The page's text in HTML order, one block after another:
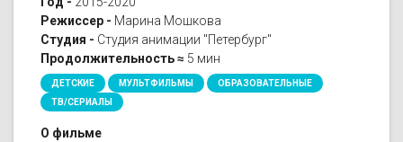
Режиссер - Марина Мошкова
Студия - Студия анимации "Петербург"
Продолжительность ≈ 5 мин
ДЕТСКИЕ МУЛЬТФИЛЬМЫ
ОБРАЗОВАТЕЛЬНЫЕ
ТВ/СЕРИАЛЫ
О фильме